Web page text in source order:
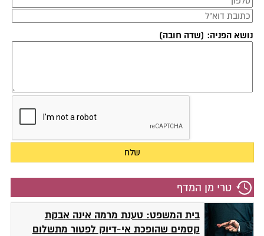
נושא הפניה: (שדה חובה)
טרי מן המדף
בית המשפט: טענת מרמה אינה אבקת
קסמים שהופכת אי-דיוק לפטור מתשלום